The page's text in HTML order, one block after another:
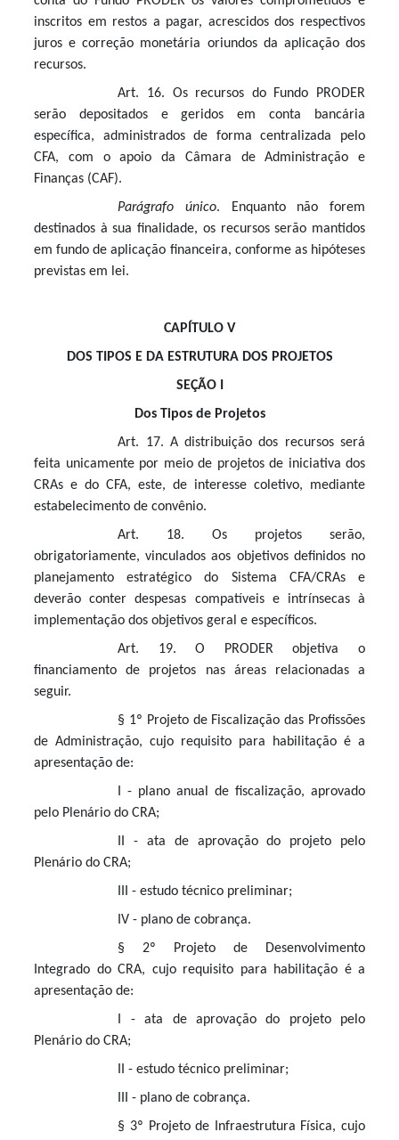
inscritos em restos a pagar, acrescidos dos respectivos
juros e correção monetária oriundos da aplicação dos
recursos.
Art. 16. Os recursos do Fundo PRODER
serão depositados e geridos em conta bancária
específica, administrados de forma centralizada pelo
CFA, com o apoio da Câmara de Administração e
Finanças (CAF).
Parágrafo único. Enquanto não forem
destinados à sua finalidade, os recursos serão mantidos
em fundo de aplicação financeira, conforme as hipóteses
previstas em lei.
CAPÍTULO V
DOS TIPOS E DA ESTRUTURA DOS PROJETOS
SEÇÃO I
Dos Tipos de Projetos
Art. 17. A distribuição dos recursos será
feita unicamente por meio de projetos de iniciativa dos
CRAs e do CFA, este, de interesse coletivo, mediante
estabelecimento de convênio.
Art. 18. Os projetos serão,
obrigatoriamente, vinculados aos objetivos definidos no
planejamento estratégico do Sistema CFA/CRAs e
deverão conter despesas compatíveis e intrínsecas à
implementação dos objetivos geral e específicos.
Art. 19. O PRODER objetiva o
financiamento de projetos nas áreas relacionadas a
seguir.
§ 1º Projeto de Fiscalização das Profissões
de Administração, cujo requisito para habilitação é a
apresentação de:
I - plano anual de fiscalização, aprovado
pelo Plenário do CRA;
II - ata de aprovação do projeto pelo
Plenário do CRA;
III - estudo técnico preliminar;
IV - plano de cobrança.
§ 2º Projeto de Desenvolvimento
Integrado do CRA, cujo requisito para habilitação é a
apresentação de:
I - ata de aprovação do projeto pelo
Plenário do CRA;
II - estudo técnico preliminar;
III - plano de cobrança.
§ 3º Projeto de Infraestrutura Física, cujo